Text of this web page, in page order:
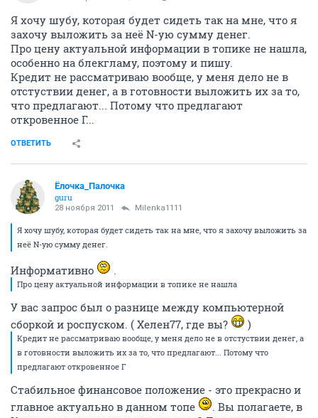
Я хочу шубу, которая будет сидеть так на мне, что я
захочу выложить за неё N-ую сумму денег.
Про цену актуальной информации в топике не нашла,
особенно на блекгламу, поэтому и пишу.
Кредит не рассматриваю вообще, у меня дело не в
отстуствии денег, а в готовности выложить их за то,
что предлагают... Потому что предлагают
откровенное Г...
ОТВЕТИТЬ
Ёлочка_Палочка
guru
28 ноября 2011 Milenka1111
Я хочу шубу, которая будет сидеть так на мне, что я захочу выложить за
неё N-ую сумму денег.
Информативно .
Про цену актуальной информации в топике не нашла
У вас запрос был о разнице между компьютерной
сборкой и роспуском. ( Хелен77, где вы?
)
Кредит не рассматриваю вообще, у меня дело не в отстуствии денег, а
в готовности выложить их за то, что предлагают... Потому что
предлагают откровенное Г
Стабильное финансовое положение - это прекрасно и
главное актуально в данном топе
. Вы полагаете, в